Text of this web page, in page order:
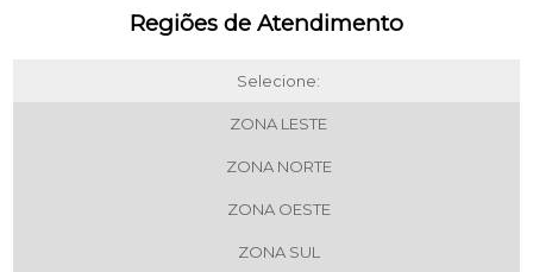
Regiões de Atendimento
Selecione:
ZONA LESTE
ZONA NORTE
ZONA OESTE
ZONA SUL